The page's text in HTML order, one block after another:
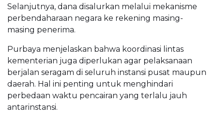
Selanjutnya, dana disalurkan melalui mekanisme
perbendaharaan negara ke rekening masing-
masing penerima.
Purbaya menjelaskan bahwa koordinasi lintas
kementerian juga diperlukan agar pelaksanaan
berjalan seragam di seluruh instansi pusat maupun
daerah. Hal ini penting untuk menghindari
perbedaan waktu pencairan yang terlalu jauh
antarinstansi.